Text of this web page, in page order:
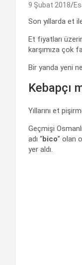
9 Şubat 2018
Son yıllarda et
Et fiyatları
karşımıza çok
Bir yanda yeni
Kebapçı
Yıllarını et
Geçmişi
adı “bico” olan
yer aldı.